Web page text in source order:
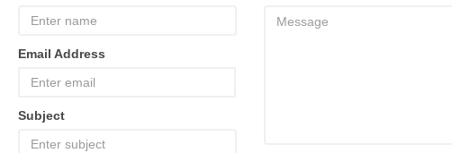
Email Address
Subject